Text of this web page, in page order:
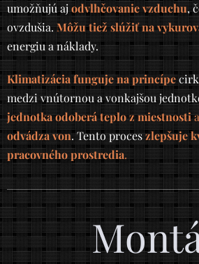
umožňujú ajodvlhčovanie vzduchu,
ovzdušia.Môžu tiež slúžiť na
energiu a náklady.
Klimatizácia funguje na princípe
medzi vnútornou a vonkajšou
jednotka odoberá teplo z miestnosti
odvádza von. Tento proceszlepšuje
pracovného prostredia.